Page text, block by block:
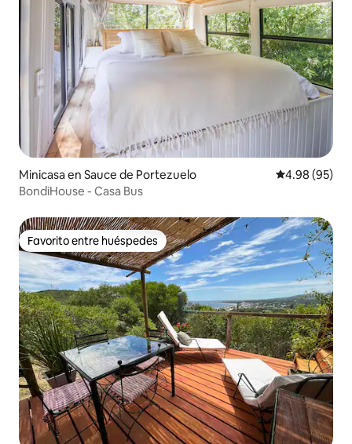
Minicasa en Sauce de Portezuelo Calificación
4.98 (95)
BondiHouse - Casa Bus
Favorito entre huéspedes
Favorito entre huéspedes